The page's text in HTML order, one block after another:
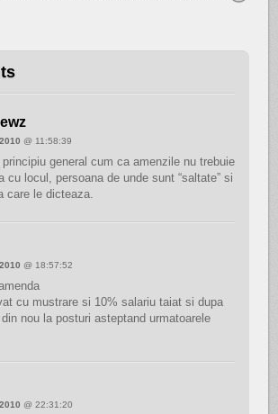
@ 11:58:39
general cum ca amenzile nu trebuie
cu locul, persoana de unde sunt “saltate” si
care le dicteaza.
@ 18:57:52
cu mustrare si 10% salariu taiat si dupa
nou la posturi asteptand urmatoarele
@ 22:31:20